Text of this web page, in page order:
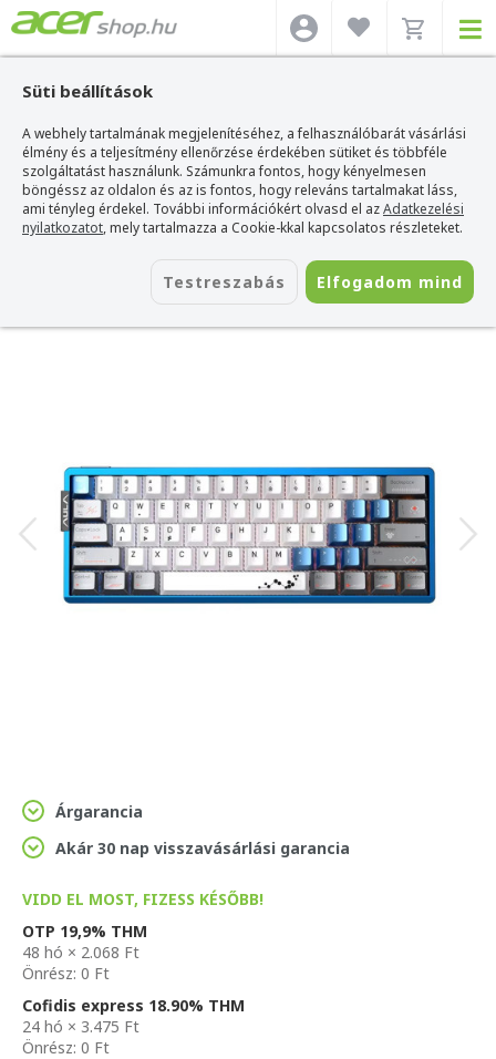
Süti beállítások
A webhely tartalmának megjelenítéséhez, a felhasználóbarát vásárlási
élmény és a teljesítmény ellenőrzése érdekében sütiket és többféle
szolgáltatást használunk. Számunkra fontos, hogy kényelmesen
böngéssz az oldalon és az is fontos, hogy releváns tartalmakat láss,
ami tényleg érdekel. További információkért olvasd el azAdatkezelési
nyilatkozatot, mely tartalmazza a Cookie-kkal kapcsolatos részleteket.
Testreszabás Elfogadom mind
Acer webshop>Kiegészítők>Billentyűzetek > Aula Billentyűzetek >AULA
AG60 PRO eSport Magnetic Switch Mechanikus Gamer Billentyűzet - Fekete-
Átlátszó
AULA AG60 PRO eSport Magnetic
Switch Mechanikus Gamer Billentyűzet -
Fekete-Átlátszó
AU-AG60MAX blue
Árgarancia
Akár 30 nap visszavásárlási garancia
VIDD EL MOST, FIZESS KÉSŐBB!
OTP 19,9% THM
48 hó × 2.068 Ft
Önrész: 0 Ft
Cofidis express 18.90% THM
24 hó × 3.475 Ft
Önrész: 0 Ft